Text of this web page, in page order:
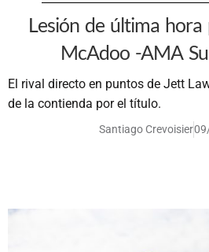
Lesión de última
McAdoo -AMA
El rival directo en puntos de Jett
de la contienda por el título.
Santiago Crevoisier